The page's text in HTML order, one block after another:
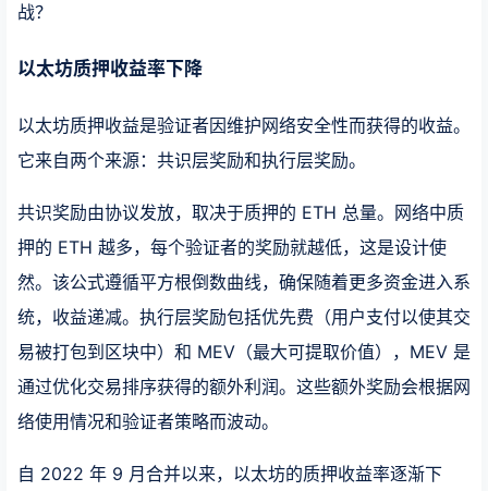
战？
以太坊质押收益率下降
以太坊质押收益是验证者因维护网络安全性而获得的收益。
它来自两个来源：共识层奖励和执行层奖励。
共识奖励由协议发放，取决于质押的 ETH 总量。网络中质
押的 ETH 越多，每个验证者的奖励就越低，这是设计使
然。该公式遵循平方根倒数曲线，确保随着更多资金进入系
统，收益递减。执行层奖励包括优先费（用户支付以使其交
易被打包到区块中）和 MEV（最大可提取价值），MEV 是
通过优化交易排序获得的额外利润。这些额外奖励会根据网
络使用情况和验证者策略而波动。
自 2022 年 9 月合并以来，以太坊的质押收益率逐渐下